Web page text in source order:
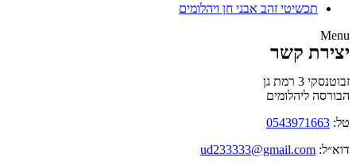
תכשיטי זהב אבני חן ויהלומים
Menu
יצירת קשר
זבוטנסקי 3 רמת גן
הבורסה ליהלומים
טל: 0543971663
דוא״ל: ud233333@gmail.com